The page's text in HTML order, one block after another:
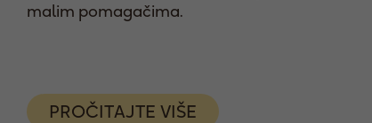
malim pomagačima.
PROČITAJTE VIŠE